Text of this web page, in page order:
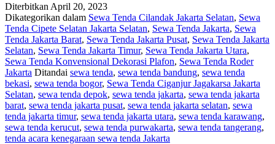
Diterbitkan April 20, 2023
Dikategorikan dalam Sewa Tenda Cilandak Jakarta Selatan, Sewa
Tenda Cipete Selatan Jakarta Selatan, Sewa Tenda Jakarta, Sewa
Tenda Jakarta Barat, Sewa Tenda Jakarta Pusat, Sewa Tenda Jakarta
Selatan, Sewa Tenda Jakarta Timur, Sewa Tenda Jakarta Utara,
Sewa Tenda Konvensional Dekorasi Plafon, Sewa Tenda Roder
Jakarta Ditandai sewa tenda, sewa tenda bandung, sewa tenda
bekasi, sewa tenda bogor, Sewa Tenda Ciganjur Jagakarsa Jakarta
Selatan, sewa tenda depok, sewa tenda jakarta, sewa tenda jakarta
barat, sewa tenda jakarta pusat, sewa tenda jakarta selatan, sewa
tenda jakarta timur, sewa tenda jakarta utara, sewa tenda karawang,
sewa tenda kerucut, sewa tenda purwakarta, sewa tenda tangerang,
tenda acara kenegaraan sewa tenda Jakarta